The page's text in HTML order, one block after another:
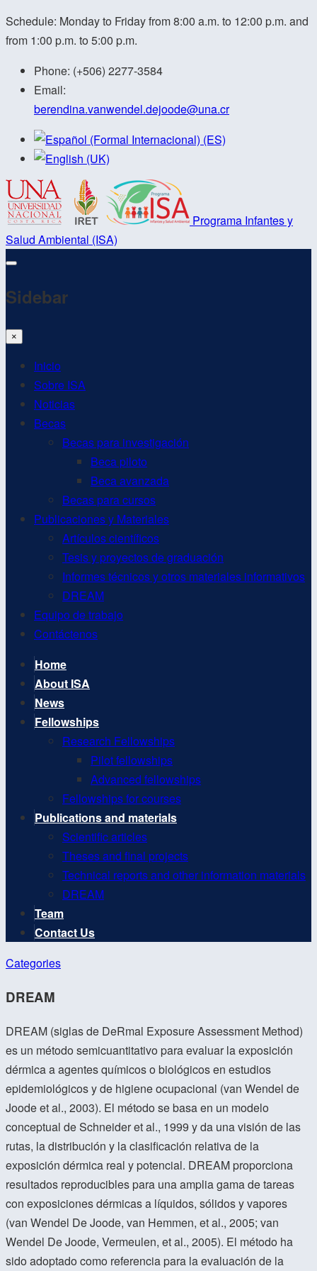
Schedule: Monday to Friday from 8:00 a.m. to 12:00 p.m. and
from 1:00 p.m. to 5:00 p.m.
Phone: (+506) 2277-3584
Email:
berendina.vanwendel.dejoode@una.cr
Programa Infantes y
Salud Ambiental (ISA)
Sidebar
×
Inicio
Sobre ISA
Noticias
Becas
Becas para investigación
Beca piloto
Beca avanzada
Becas para cursos
Publicaciones y Materiales
Artículos científicos
Tesis y proyectos de graduación
Informes técnicos y otros materiales informativos
DREAM
Equipo de trabajo
Contáctenos
Home
About ISA
News
Fellowships
Research Fellowships
Pilot fellowships
Advanced fellowships
Fellowships for courses
Publications and materials
Scientific articles
Theses and final projects
Technical reports and other information materials
DREAM
Team
Contact Us
Categories
DREAM
DREAM (siglas de DeRmal Exposure Assessment Method)
es un método semicuantitativo para evaluar la exposición
dérmica a agentes químicos o biológicos en estudios
epidemiológicos y de higiene ocupacional (van Wendel de
Joode et al., 2003). El método se basa en un modelo
conceptual de Schneider et al., 1999 y da una visión de las
rutas, la distribución y la clasificación relativa de la
exposición dérmica real y potencial. DREAM proporciona
resultados reproducibles para una amplia gama de tareas
con exposiciones dérmicas a líquidos, sólidos y vapores
(van Wendel De Joode, van Hemmen, et al., 2005; van
Wendel De Joode, Vermeulen, et al., 2005). El método ha
sido adoptado como referencia para la evaluación de la